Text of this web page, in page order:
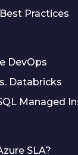
Practices
DevOps
Databricks
Managed
SLA?